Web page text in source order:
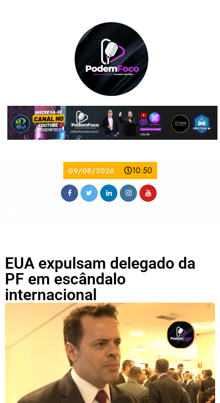
09/08/2026 10:50
EUA expulsam delegado da
PF em escândalo
internacional